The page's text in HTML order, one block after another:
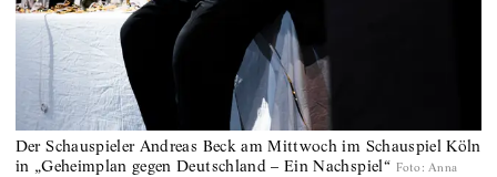
Der Schauspieler Andreas Beck am Mittwoch im Schauspiel Köln
in „Geheimplan gegen Deutschland – Ein Nachspiel“ Foto: Anna